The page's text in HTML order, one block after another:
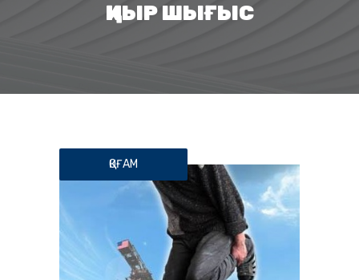
ҚИЫР ШЫҒЫС
ҚОҒАМ